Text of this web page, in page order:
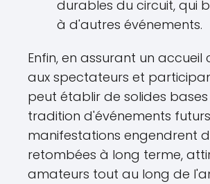
durables du circuit, qui
à d'autres événements.
Enfin, en assurant un accueil
aux spectateurs et
peut établir de solides
tradition d'événements
manifestations engendrent
retombées à long terme,
amateurs tout au long de